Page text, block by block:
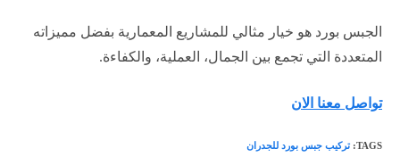
الجبس بورد هو خيار مثالي للمشاريع المعمارية بفضل مميزاته
المتعددة التي تجمع بين الجمال، العملية، والكفاءة.
تواصل معنا الان
TAGS
:تركيب جبس بورد للجدران